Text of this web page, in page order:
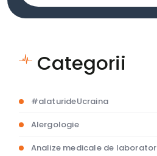
Categorii
#alaturideUcraina
Alergologie
Analize medicale de laborator